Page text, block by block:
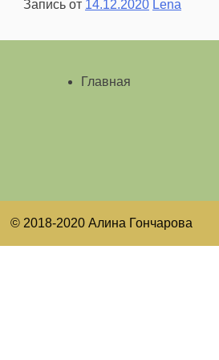
Запись от 14.12.2020 Lena
Главная
© 2018-2020 Алина Гончарова